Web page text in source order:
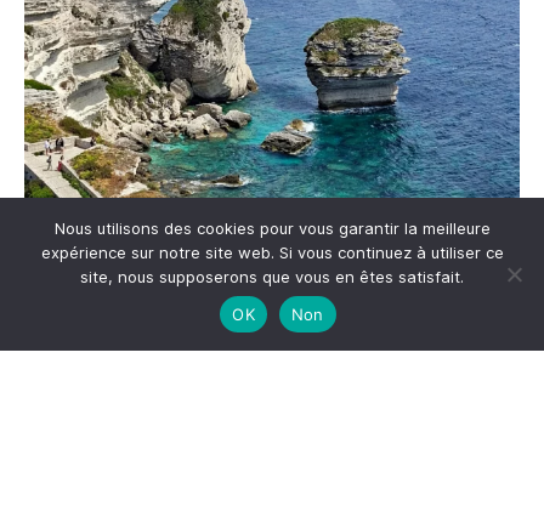
Me suivre sur Instagram
Nous utilisons des cookies pour vous garantir la meilleure
expérience sur notre site web. Si vous continuez à utiliser ce
site, nous supposerons que vous en êtes satisfait.
OK
Non